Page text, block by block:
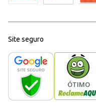
Site seguro